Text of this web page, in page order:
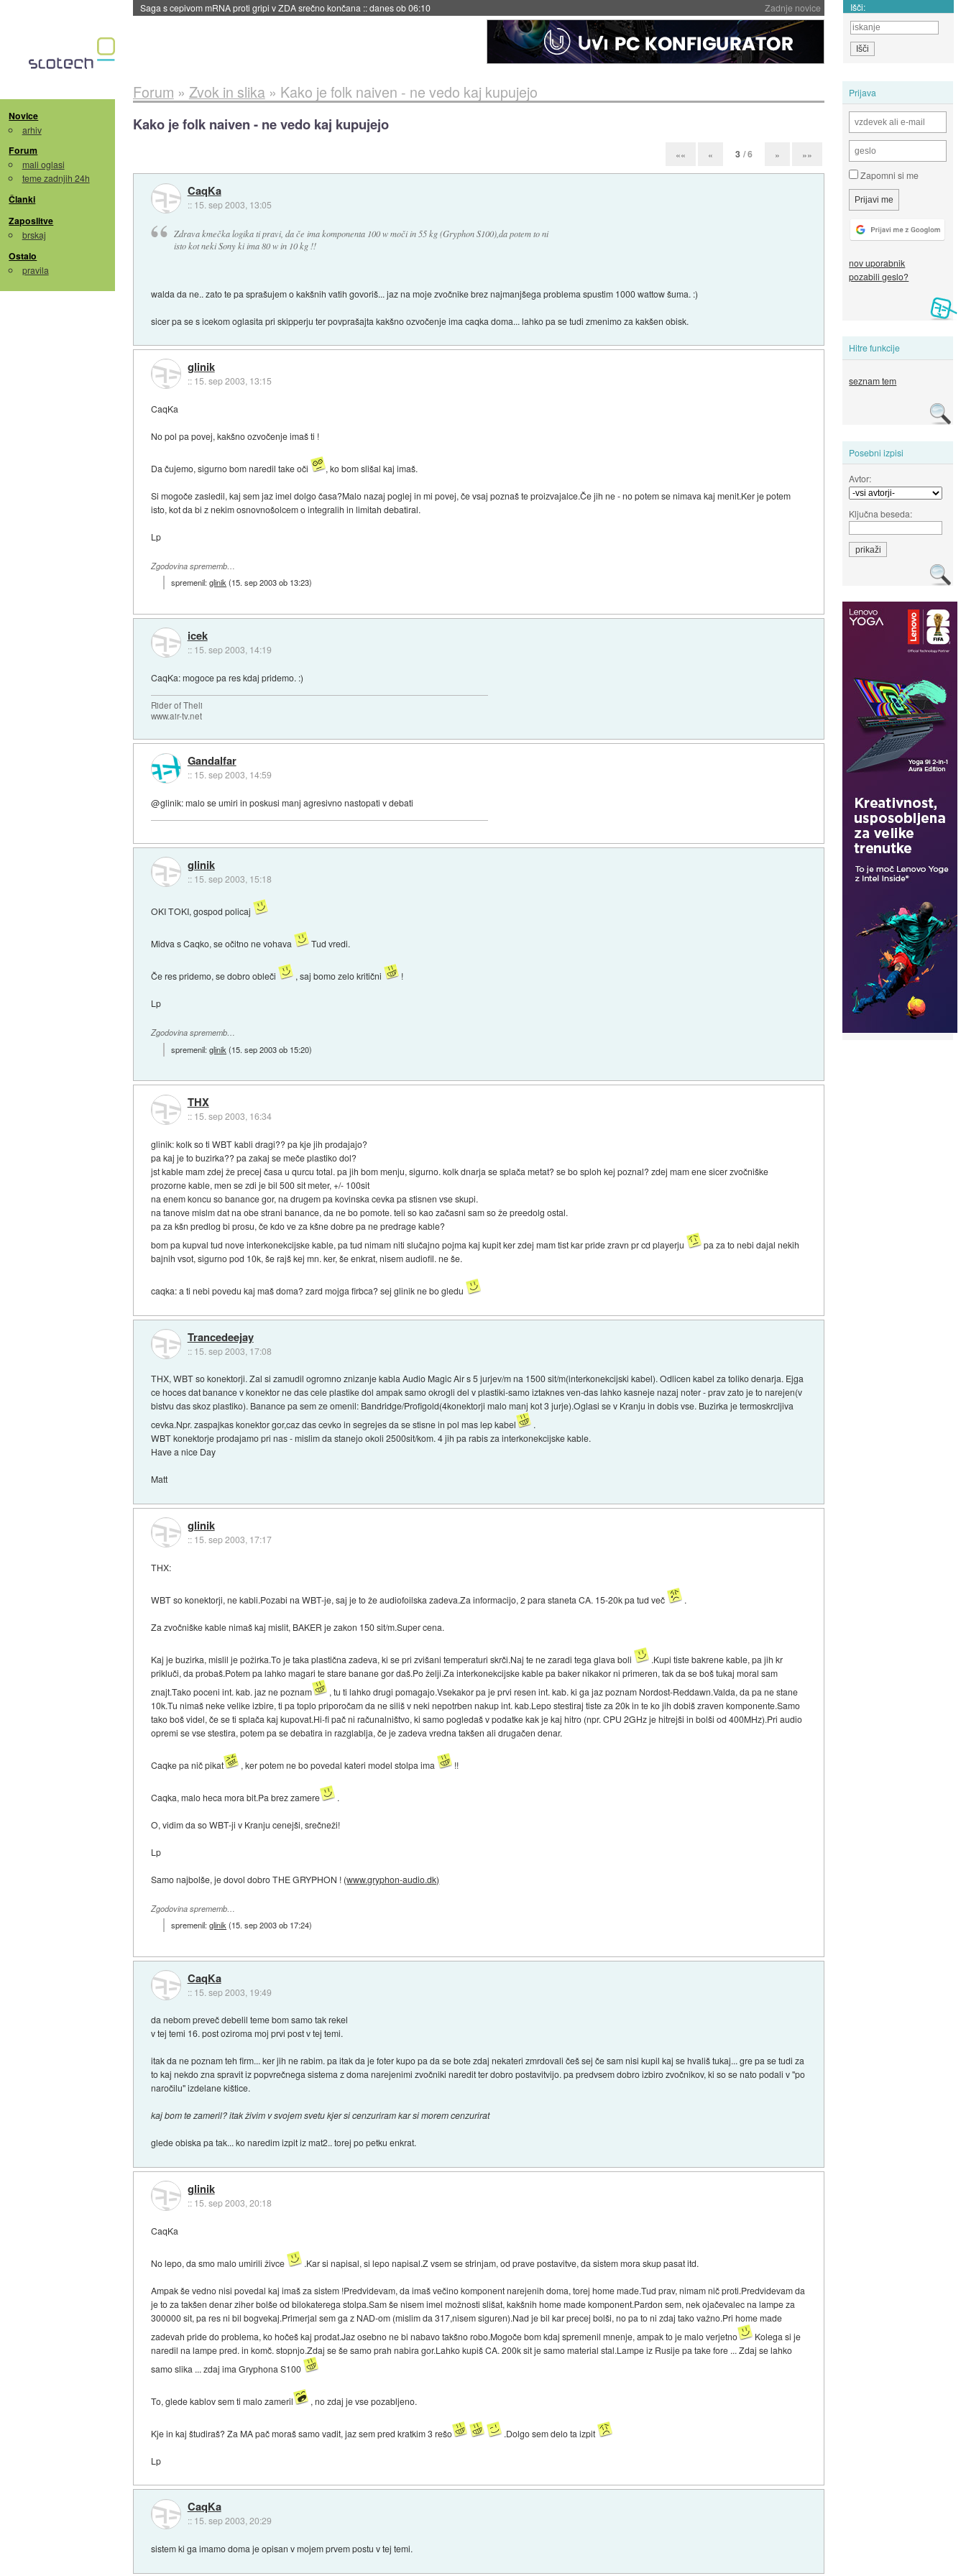
Zadnje novice
danes ob 06:09 Išči:
Novice
arhiv
Forum
mali oglasi
teme zadnjih 24h
Članki
Zaposlitve
brskaj
Ostalo
pravila
Prijava
Zapomni si me
nov uporabnik
pozabili geslo?
Hitre funkcije
seznam tem
Posebni izpisi
Avtor:
Ključna beseda:
Forum » Zvok in slika» Kako je folk naiven - ne vedo kaj kupujejo
Kako je folk naiven - ne vedo kaj kupujejo
«« « 3 / 6 » »»
CaqKa
:: 15. sep 2003, 13:05
Zdrava kmečka logika ti pravi, da če ima komponenta 100 w moči in 55 kg (Gryphon S100),da potem to ni
isto kot neki Sony ki ima 80 w in 10 kg !!
walda da ne.. zato te pa sprašujem o kakšnih vatih govoriš... jaz na moje zvočnike brez najmanjšega problema spustim 1000 wattow šuma. :)
sicer pa se s icekom oglasita pri skipperju ter povprašajta kakšno ozvočenje ima caqka doma... lahko pa se tudi zmenimo za kakšen obisk.
glinik
:: 15. sep 2003, 13:15
CaqKa
No pol pa povej, kakšno ozvočenje imaš ti !
Da čujemo, sigurno bom naredil take oči , ko bom slišal kaj imaš.
Si mogoče zasledil, kaj sem jaz imel dolgo časa?Malo nazaj poglej in mi povej, če vsaj poznaš te proizvajalce.Če jih ne - no potem se nimava kaj menit.Ker je potem
isto, kot da bi z nekim osnovnošolcem o integralih in limitah debatiral.
Lp
Zgodovina sprememb…
spremenil:glinik(15. sep 2003 ob 13:23)
icek
:: 15. sep 2003, 14:19
CaqKa: mogoce pa res kdaj pridemo. :)
Rider of Theli
www.air-tv.net
Gandalfar
:: 15. sep 2003, 14:59
@glinik: malo se umiri in poskusi manj agresivno nastopati v debati
glinik
:: 15. sep 2003, 15:18
OKI TOKI, gospod policaj
Midva s Caqko, se očitno ne vohava Tud vredi.
Če res pridemo, se dobro obleči , saj bomo zelo kritični !
Lp
Zgodovina sprememb…
spremenil:glinik (15. sep 2003 ob 15:20)
THX
:: 15. sep 2003, 16:34
glinik: kolk so ti WBT kabli dragi?? pa kje jih prodajajo?
pa kaj je to buzirka?? pa zakaj se meče plastiko dol?
jst kable mam zdej že precej časa u qurcu total. pa jih bom menju, sigurno. kolk dnarja se splača metat? se bo sploh kej poznal? zdej mam ene sicer zvočniške
prozorne kable, men se zdi je bil 500 sit meter, +/- 100sit
na enem koncu so banance gor, na drugem pa kovinska cevka pa stisnen vse skupi.
na tanove mislm dat na obe strani banance, da ne bo pomote. teli so kao začasni sam so že preedolg ostal.
pa za kšn predlog bi prosu, če kdo ve za kšne dobre pa ne predrage kable?
bom pa kupval tud nove interkonekcijske kable, pa tud nimam niti slučajno pojma kaj kupit ker zdej mam tist kar pride zravn pr cd playerju
pa za to nebi dajal nekih
bajnih vsot, sigurno pod 10k, še rajš kej mn. ker, še enkrat, nisem audiofil. ne še.
caqka: a ti nebi povedu kaj maš doma? zard mojga firbca? sej glinik ne bo gledu
Trancedeejay
:: 15. sep 2003, 17:08
THX, WBT so konektorji. Zal si zamudil ogromno znizanje kabla Audio Magic Air s 5 jurjev/m na 1500 sit/m(interkonekcijski kabel). Odlicen kabel za toliko denarja. Ejga
ce hoces dat banance v konektor ne das cele plastike dol ampak samo okrogli del v plastiki-samo iztaknes ven-das lahko kasneje nazaj noter - prav zato je to narejen(v
bistvu das skoz plastiko). Banance pa sem ze omenil: Bandridge/Profigold(4konektorji malo manj kot 3 jurje).Oglasi se v Kranju in dobis vse. Buzirka je termoskrcljiva
cevka.Npr. zaspajkas konektor gor,caz das cevko in segrejes da se stisne in pol mas lep kabel
.
WBT konektorje prodajamo pri nas - mislim da stanejo okoli 2500sit/kom. 4 jih pa rabis za interkonekcijske kable.
Have a nice Day
Matt
glinik
:: 15. sep 2003, 17:17
THX:
WBT so konektorji, ne kabli.Pozabi na WBT-je, saj je to že audiofoilska zadeva.Za informacijo, 2 para staneta CA. 15-20k pa tud več .
Za zvočniške kable nimaš kaj mislit, BAKER je zakon 150 sit/m.Super cena.
Kaj je buzirka, mislil je požirka.To je taka plastična zadeva, ki se pri zvišani temperaturi skrči.Naj te ne zaradi tega glava boli
.Kupi tiste bakrene kable, pa jih kr
prikluči, da probaš.Potem pa lahko magari te stare banane gor daš.Po želji.Za interkonekcijske kable pa baker nikakor ni primeren, tak da se boš tukaj moral sam
znajt.Tako poceni int. kab. jaz ne poznam
, tu ti lahko drugi pomagajo.Vsekakor pa je prvi resen int. kab. ki ga jaz poznam Nordost-Reddawn.Valda, da pa ne stane
10k.Tu nimaš neke velike izbire, ti pa toplo priporočam da ne siliš v neki nepotrben nakup int. kab.Lepo stestiraj tiste za 20k in te ko jih dobiš zraven komponente.Samo
tako boš videl, če se ti splača kaj kupovat.Hi-fi pač ni računalništvo, ki samo pogledaš v podatke kak je kaj hitro (npr. CPU 2GHz je hitrejši in bolši od 400MHz).Pri audio
opremi se vse stestira, potem pa se debatira in razglablja, če je zadeva vredna takšen ali drugačen denar.
Caqke pa nič pikat , ker potem ne bo povedal kateri model stolpa ima !!
Caqka, malo heca mora bit.Pa brez zamere .
O, vidim da so WBT-ji v Kranju cenejši, srečneži!
Lp
Samo najbolše, je dovol dobro THE GRYPHON ! (www.gryphon-audio.dk)
Zgodovina sprememb…
spremenil:glinik(15. sep 2003 ob 17:24)
CaqKa
:: 15. sep 2003, 19:49
da nebom preveč debelil teme bom samo tak rekel
v tej temi 16. post oziroma moj prvi post v tej temi.
itak da ne poznam teh firm... ker jih ne rabim. pa itak da je foter kupo pa da se bote zdaj nekateri zmrdovali češ sej če sam nisi kupil kaj se hvališ tukaj... gre pa se tudi za
to kaj nekdo zna spravit iz popvrečnega sistema z doma narejenimi zvočniki naredit ter dobro postavitvijo. pa predvsem dobro izbiro zvočnikov, ki so se nato podali v "po
naročilu" izdelane kištice.
kaj bom te zameril? itak živim v svojem svetu kjer si cenzuriram kar si morem cenzurirat
glede obiska pa tak... ko naredim izpit iz mat2.. torej po petku enkrat.
glinik
:: 15. sep 2003, 20:18
CaqKa
No lepo, da smo malo umirili živce .Kar si napisal, si lepo napisal.Z vsem se strinjam, od prave postavitve, da sistem mora skup pasat itd.
Ampak še vedno nisi povedal kaj imaš za sistem !Predvidevam, da imaš večino komponent narejenih doma, torej home made.Tud prav, nimam nič proti.Predvidevam da
je to za takšen denar ziher bolše od bilokaterega stolpa.Sam še nisem imel možnosti slišat, kakšnih home made komponent.Pardon sem, nek ojačevalec na lampe za
300000 sit, pa res ni bil bogvekaj.Primerjal sem ga z NAD-om (mislim da 317,nisem siguren).Nad je bil kar precej bolši, no pa to ni zdaj tako važno.Pri home made
zadevah pride do problema, ko hočeš kaj prodat.Jaz osebno ne bi nabavo takšno robo.Mogoče bom kdaj spremenil mnenje, ampak to je malo verjetno
Kolega si je
naredil na lampe pred. in komč. stopnjo.Zdaj se še samo prah nabira gor.Lahko kupiš CA. 200k sit je samo material stal.Lampe iz Rusije pa take fore ... Zdaj se lahko
samo slika ... zdaj ima Gryphona S100
To, glede kablov sem ti malo zameril , no zdaj je vse pozabljeno.
Kje in kaj študiraš? Za MA pač moraš samo vadit, jaz sem pred kratkim 3 rešo .Dolgo sem delo ta izpit
Lp
CaqKa
:: 15. sep 2003, 20:29
sistem ki ga imamo doma je opisan v mojem prvem postu v tej temi.